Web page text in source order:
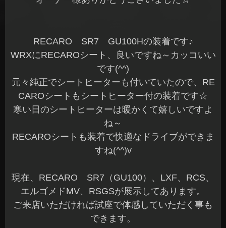
RECARO SR7 GU100Hの装着です♪
WRXにRECAROシート、良いですね～カッコいい
です(^^)
元々純正でシートヒーターも付いていたので、RE
CAROシートもシートヒーター付の装着です☆
寒い日のシートヒーターは暖かくて嬉しいですよ
ね～
RECAROシートも装着で快適なドライブができま
すね(^^)v
現在、RECARO SR7（GU100）、LXF、RCS、
エルゴメドMV、RSGSが展示してあります。
ご来店いただければ試座で体感していただく事も
できます。